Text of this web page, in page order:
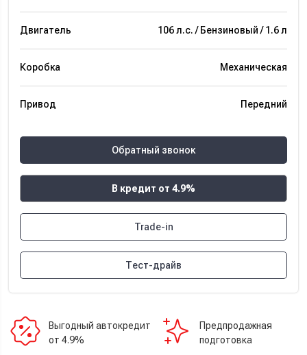
Двигатель 106 л.с. / Бензиновый / 1.6 л
Коробка Механическая
Привод Передний
Обратный звонок
В кредит от 4.9%
Trade-in
Тест-драйв
Выгодный автокредит
от 4.9%
Предпродажная
подготовка